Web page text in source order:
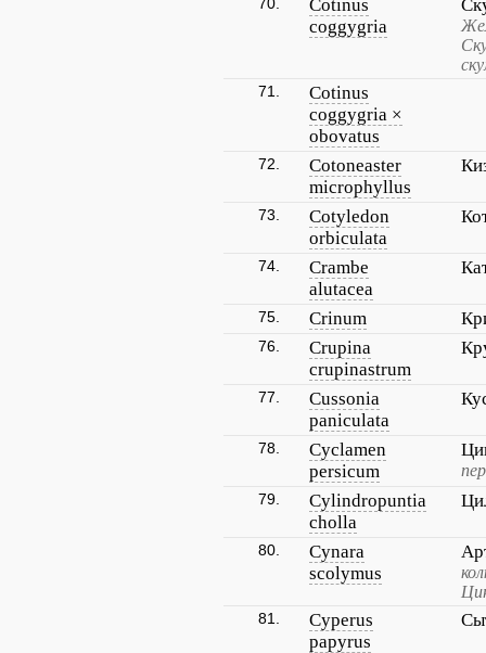
Cotinus
coggygria
71.
Cotinus
coggygria ×
obovatus
72.
Cotoneaster
microphyllus
73.
Cotyledon
orbiculata
74.
Crambe
alutacea
75. Crinum
76.
Crupina
crupinastrum
77.
Cussonia
paniculata
78.
Cyclamen
persicum
79.
Cylindropuntia
cholla
80.
Cynara
scolymus
81.
Cyperus
papyrus